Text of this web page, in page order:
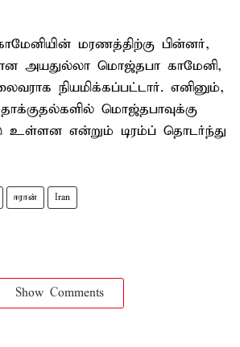
மரணத்திற்கு பின்னர்,
அயதுல்லா மொஜ்தபா காமேனி,
நியமிக்கப்பட்டார். எனினும்,
மொஜ்தபாவுக்கு
உள்ளன என்றும் டிரம்ப் தொடர்ந்து
ஈரான் Iran
Show Comments